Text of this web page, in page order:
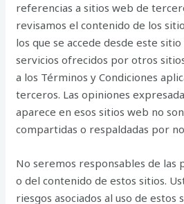
referencias a sitios web de
revisamos el contenido de los
los que se accede desde este
servicios ofrecidos por otros
a los Términos y Condiciones
terceros. Las opiniones
aparece en esos sitios web no
compartidas o respaldadas por
No seremos responsables de las
o del contenido de estos sitios.
riesgos asociados al uso de estos